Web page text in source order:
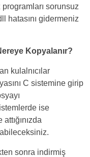
sorunsuz
hatasını gidermeniz
Kopyalanır?
kulalnıcılar
C sistemine girip
ise
sonra indirmiş